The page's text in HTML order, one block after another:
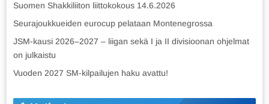
Suomen Shakkiliiton liittokokous 14.6.2026
Seurajoukkueiden eurocup pelataan Montenegrossa
JSM-kausi 2026–2027 – liigan sekä I ja II divisioonan ohjelmat
on julkaistu
Vuoden 2027 SM-kilpailujen haku avattu!